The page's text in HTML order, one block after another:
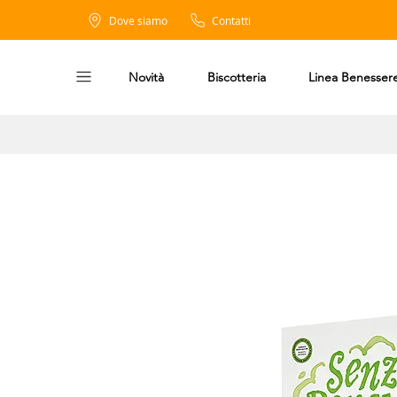
Dove siamo Contatti
Novità Biscotteria Linea